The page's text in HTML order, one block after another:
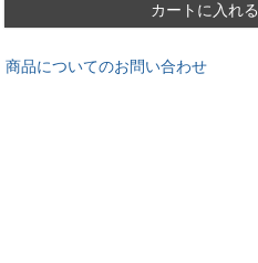
カートに入れる
商品についてのお問い合わせ